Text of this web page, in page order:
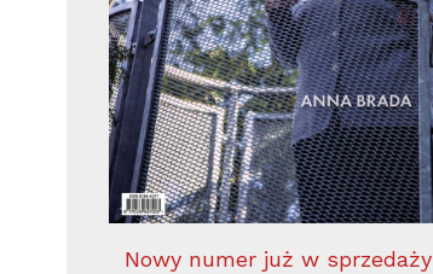
Nowy numer już w sprzedaży